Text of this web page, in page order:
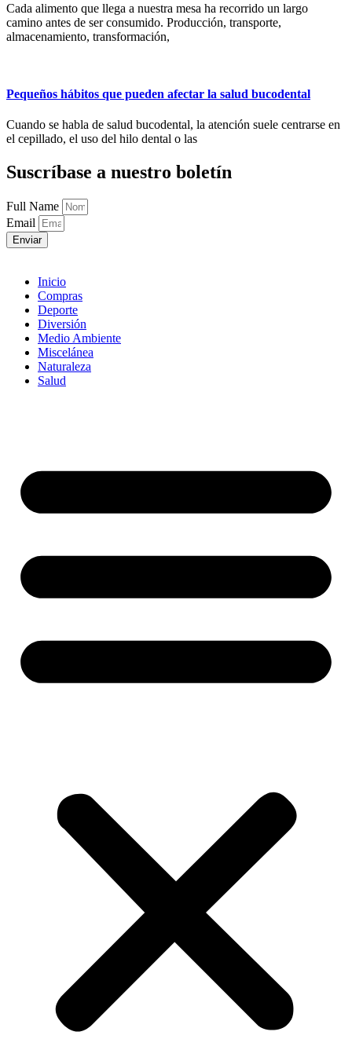
Cada alimento que llega a nuestra mesa ha recorrido un largo
camino antes de ser consumido. Producción, transporte,
almacenamiento, transformación,
Pequeños hábitos que pueden afectar la salud bucodental
Cuando se habla de salud bucodental, la atención suele centrarse en
el cepillado, el uso del hilo dental o las
Suscríbase a nuestro boletín
Full Name
Email
Enviar
Inicio
Compras
Deporte
Diversión
Medio Ambiente
Miscelánea
Naturaleza
Salud